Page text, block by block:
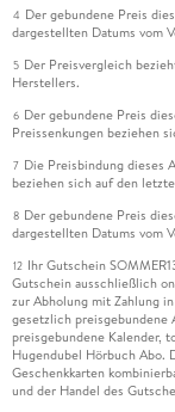
4 Der gebundene Preis
dargestellten Datums vom
5 Der Preisvergleich
Herstellers.
6 Der gebundene Preis
Preissenkungen beziehen
7 Die Preisbindung dieses
beziehen sich auf den
8 Der gebundene Preis
dargestellten Datums vom
12 Ihr Gutschein
Gutschein ausschließlich
zur Abholung mit Zahlung
gesetzlich preisgebundene
preisgebundene Kalender,
Hugendubel Hörbuch Abo.
Geschenkkarten
und der Handel des